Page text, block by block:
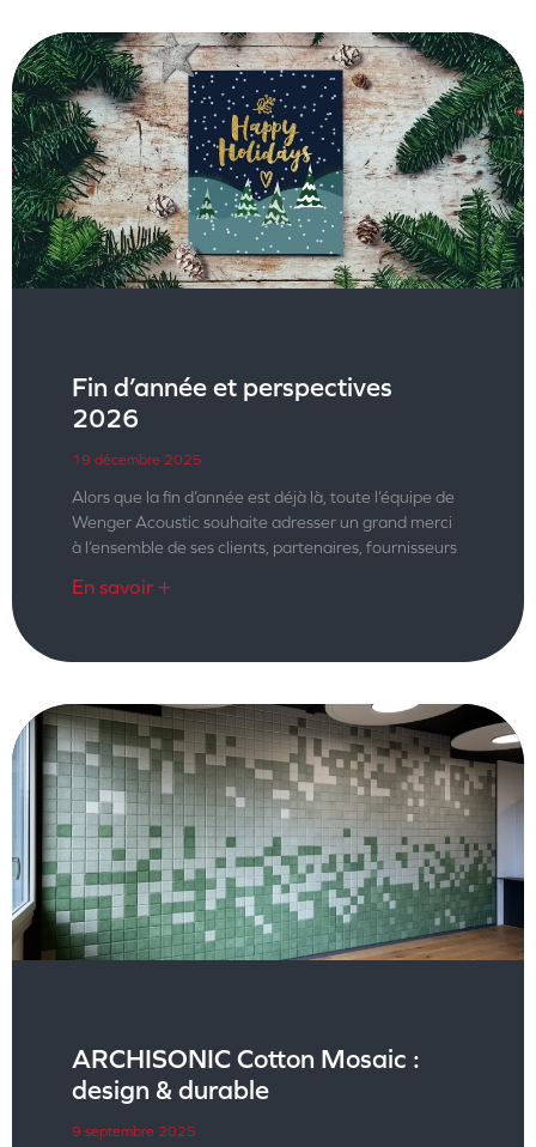
Fin d’année et perspectives
2026
19 décembre 2025
Alors que la fin d’année est déjà là, toute l’équipe de
Wenger Acoustic souhaite adresser un grand merci
à l’ensemble de ses clients, partenaires, fournisseurs
En savoir +
ARCHISONIC Cotton Mosaic :
design & durable
9 septembre 2025